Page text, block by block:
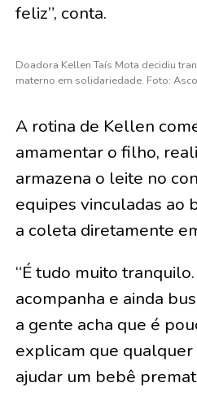
feliz”, conta.
Doadora Kellen Taís Mota decidiu
materno em solidariedade. Foto:
A rotina de Kellen
amamentar o filho,
armazena o leite no
equipes vinculadas ao
a coleta diretamente
“É tudo muito
acompanha e ainda
a gente acha que é
explicam que
ajudar um bebê